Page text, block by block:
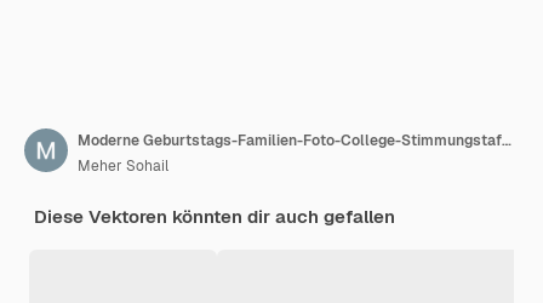
Moderne Geburtstags-Familien-Foto-College-Stimmungstafel-Vektor
Meher Sohail
Diese Vektoren könnten dir auch gefallen